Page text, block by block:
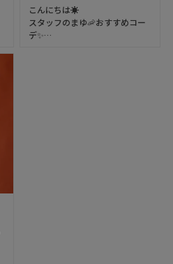
こんにちは☀️
スタッフのまゆ🦐おすすめコー
デ✨